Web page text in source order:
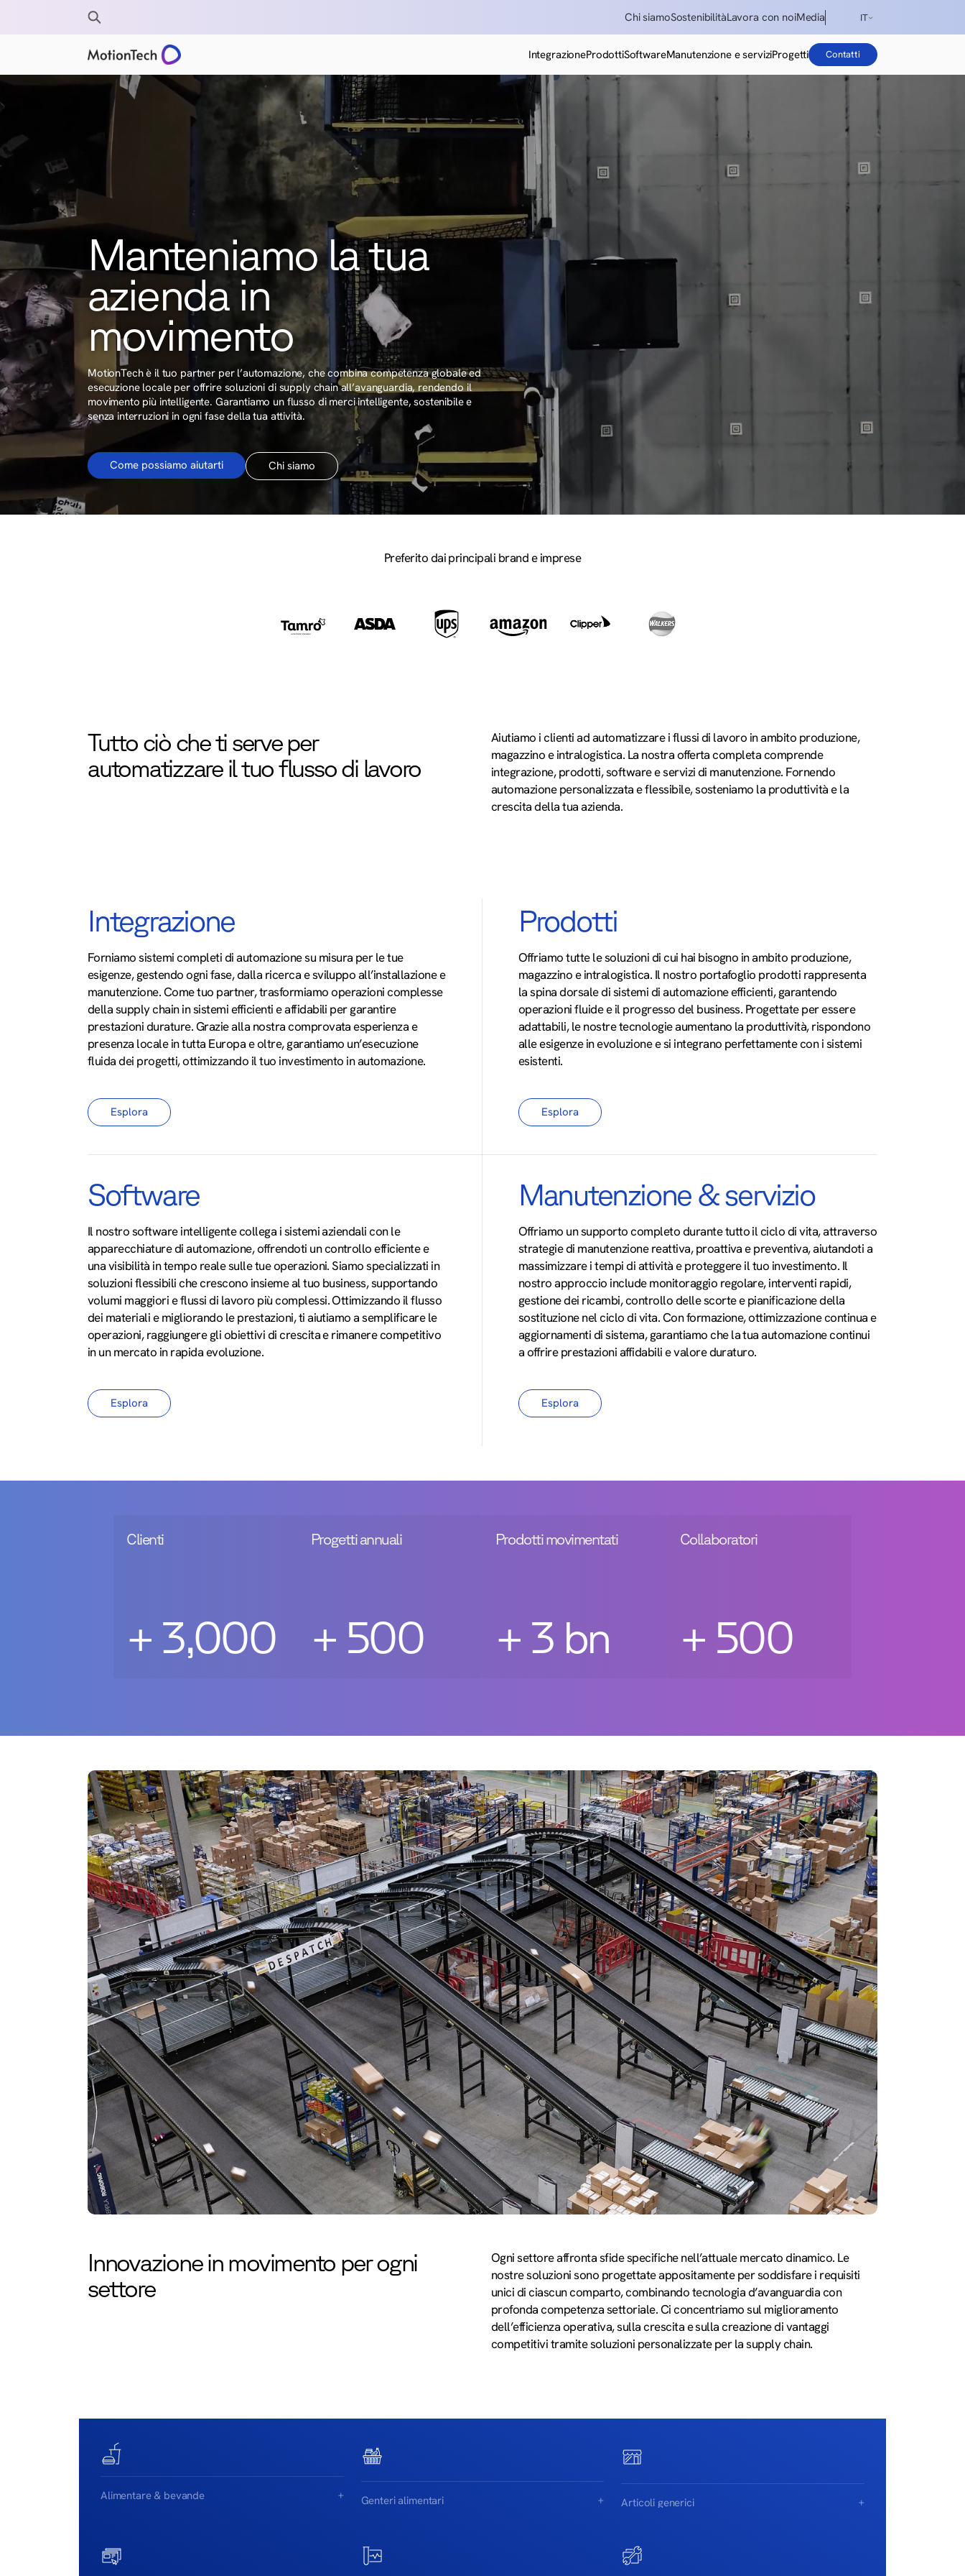
IT
ENG
ES
IntegrazioneProdottiSoftwareManutenzione e serviziProgetti Contatti
Chi siamoSostenibilitàLavora con noiMedia
Manteniamo la tua
azienda in
movimento
MotionTech è il tuo partner per l’automazione, che combina competenza globale ed
esecuzione locale per offrire soluzioni di supply chain all’avanguardia, rendendo il
movimento più intelligente. Garantiamo un flusso di merci intelligente, sostenibile e
senza interruzioni in ogni fase della tua attività.
Come possiamo aiutarti Chi siamo
Preferito dai principali brand e imprese
Tutto ciò che ti serve per
automatizzare il tuo flusso di lavoro
Aiutiamo i clienti ad automatizzare i flussi di lavoro in ambito produzione,
magazzino e intralogistica. La nostra offerta completa comprende
integrazione, prodotti, software e servizi di manutenzione. Fornendo
automazione personalizzata e flessibile, sosteniamo la produttività e la
crescita della tua azienda.
Integrazione
Forniamo sistemi completi di automazione su misura per le tue
esigenze, gestendo ogni fase, dalla ricerca e sviluppo all’installazione e
manutenzione. Come tuo partner, trasformiamo operazioni complesse
della supply chain in sistemi efficienti e affidabili per garantire
prestazioni durature. Grazie alla nostra comprovata esperienza e
presenza locale in tutta Europa e oltre, garantiamo un’esecuzione
fluida dei progetti, ottimizzando il tuo investimento in automazione.
Esplora
Prodotti
Offriamo tutte le soluzioni di cui hai bisogno in ambito produzione,
magazzino e intralogistica. Il nostro portafoglio prodotti rappresenta
la spina dorsale di sistemi di automazione efficienti, garantendo
operazioni fluide e il progresso del business. Progettate per essere
adattabili, le nostre tecnologie aumentano la produttività, rispondono
alle esigenze in evoluzione e si integrano perfettamente con i sistemi
esistenti.
Esplora
Software
Il nostro software intelligente collega i sistemi aziendali con le
apparecchiature di automazione, offrendoti un controllo efficiente e
una visibilità in tempo reale sulle tue operazioni. Siamo specializzati in
soluzioni flessibili che crescono insieme al tuo business, supportando
volumi maggiori e flussi di lavoro più complessi. Ottimizzando il flusso
dei materiali e migliorando le prestazioni, ti aiutiamo a semplificare le
operazioni, raggiungere gli obiettivi di crescita e rimanere competitivo
in un mercato in rapida evoluzione.
Esplora
Manutenzione & servizio
Offriamo un supporto completo durante tutto il ciclo di vita, attraverso
strategie di manutenzione reattiva, proattiva e preventiva, aiutandoti a
massimizzare i tempi di attività e proteggere il tuo investimento. Il
nostro approccio include monitoraggio regolare, interventi rapidi,
gestione dei ricambi, controllo delle scorte e pianificazione della
sostituzione nel ciclo di vita. Con formazione, ottimizzazione continua e
aggiornamenti di sistema, garantiamo che la tua automazione continui
a offrire prestazioni affidabili e valore duraturo.
Esplora
Clienti
+ 3,000
Progetti annuali
+ 500
Prodotti movimentati
+ 3 bn
Collaboratori
+ 500
Innovazione in movimento per ogni
settore
Ogni settore affronta sfide specifiche nell’attuale mercato dinamico. Le
nostre soluzioni sono progettate appositamente per soddisfare i requisiti
unici di ciascun comparto, combinando tecnologia d’avanguardia con
profonda competenza settoriale. Ci concentriamo sul miglioramento
dell’efficienza operativa, sulla crescita e sulla creazione di vantaggi
competitivi tramite soluzioni personalizzate per la supply chain.
Alimentare & bevande
automazione specializzate. I nostri sistemi
gestiscono in modo efficiente prodotti
Genteri alimentari
in grado di gestire tutto, dai prodotti a
Articoli generici
della merce con l’automazione che
colloca i prodotti esattamente dove